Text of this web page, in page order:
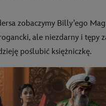
zobaczymy Billy’ego
ale niezdarny i tępy
poślubić księżniczkę.